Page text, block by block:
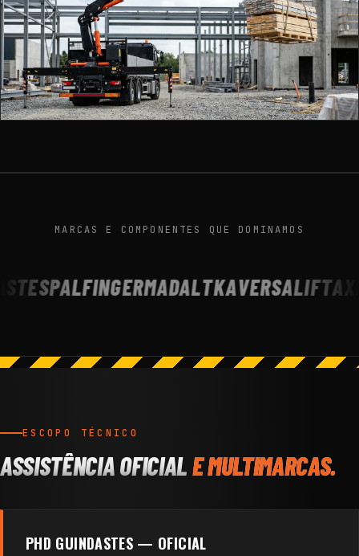
MARCAS E COMPONENTES QUE DOMINAMOS
PALFINGERMADALTKAVERSALIFT
ESCOPO TÉCNICO
ASSISTÊNCIA OFICIALE MULTIMARCAS.
PHD GUINDASTES — OFICIAL